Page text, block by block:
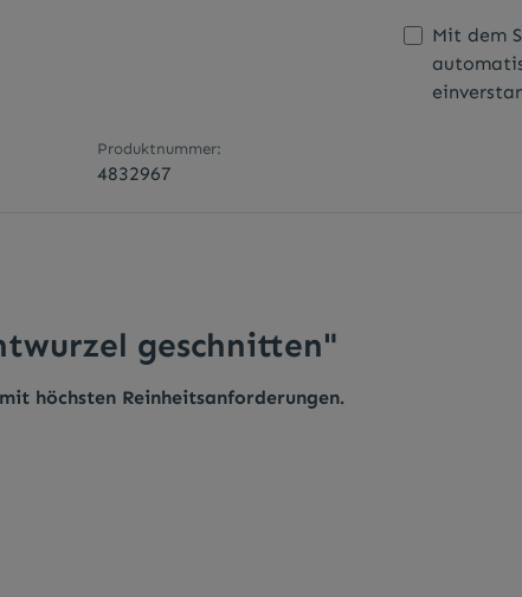
Mit dem
Produktnummer:
4832967
geschnitten"
höchsten Reinheitsanforderungen.